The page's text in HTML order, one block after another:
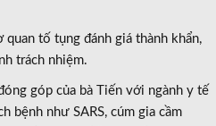
quan tố tụng đánh giá thành khẩn,
trách nhiệm.
góp của bà Tiến với ngành y tế
bệnh như SARS, cúm gia cầm